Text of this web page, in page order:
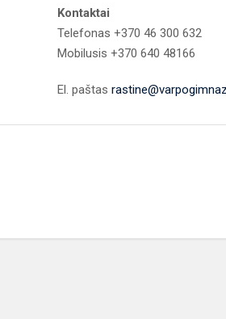
Kontaktai
Telefonas +370 46 300 632
Mobilusis +370 640 48166
El. paštas